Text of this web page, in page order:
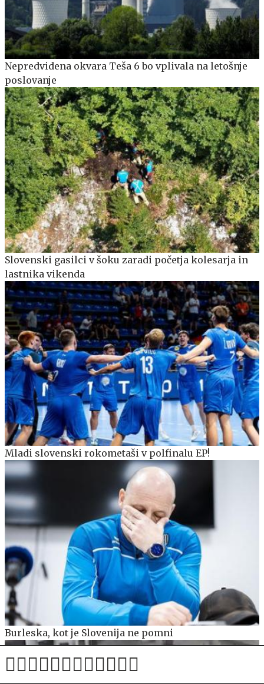
Nepredvidena okvara Teša 6 bo vplivala na letošnje
poslovanje
Slovenski gasilci v šoku zaradi početja kolesarja in
lastnika vikenda
Mladi slovenski rokometaši v polfinalu EP!
Burleska, kot je Slovenija ne pomni